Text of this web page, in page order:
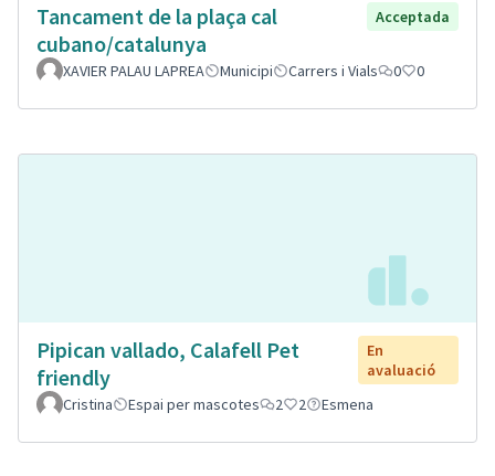
Tancament de la plaça cal
cubano/catalunya
Acceptada
XAVIER PALAU LAPREA Municipi Carrers i Vials 0 0
Pipican vallado, Calafell Pet
friendly
En
avaluació
Cristina
Espai per mascotes 2 2 Esmena